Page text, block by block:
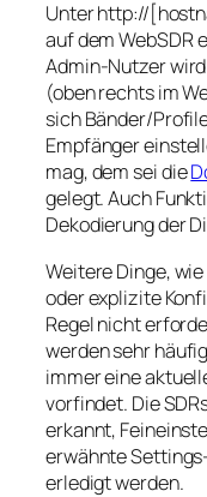
Unter http://
auf dem WebSDR
Admin-Nutzer
(oben rechts im
sich Bänder/
Empfänger
mag, dem sei die
gelegt. Auch
Dekodierung der
Weitere Dinge,
oder explizite
Regel nicht
werden sehr
immer eine
vorfindet. Die
erkannt,
erwähnte
erledigt werden.